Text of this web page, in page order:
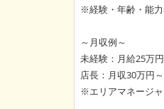
※経験・年齢・能
～月収例～
未経験：月給25万円
店長：月収30万円
※エリアマネージャ